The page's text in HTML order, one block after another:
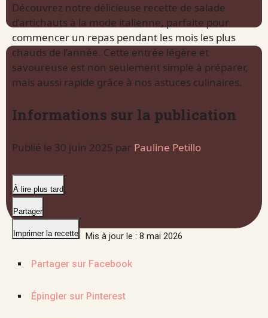
Mis à jour le : 8 mai 2026
Découvrez notre délicieuse recette de salade
d’artichauts à la mode italienne, parfaite pour
commencer un repas pendant les mois les plus
chauds de l’année. Cette entrée légère et
savoureuse est non seulement simple à préparer,
mais aussi rapide grâce à nos astuces culinaires.
Informations sur la publication
Publié le 30 juin 2025 par Pauline Petillo
À lire plus tard
Partager
Imprimer la recette
Partager sur Facebook
Épingler sur Pinterest